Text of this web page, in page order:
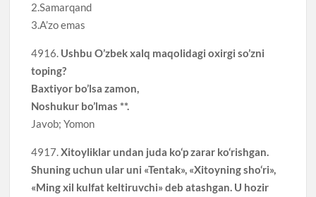
2.Samarqand
3.A’zo emas
4916. Ushbu O’zbek xalq maqolidagi oxirgi so’zni
toping?
Baxtiyor bo’lsa zamon,
Noshukur bo’lmas **.
Javob; Yomon
4917.Xitoyliklar undan juda ko‘p zarar ko‘rishgan.
Shuning uchun ular uni «Tentak», «Xitoyning sho‘ri»,
«Ming xil kulfat keltiruvchi» deb atashgan. U hozir